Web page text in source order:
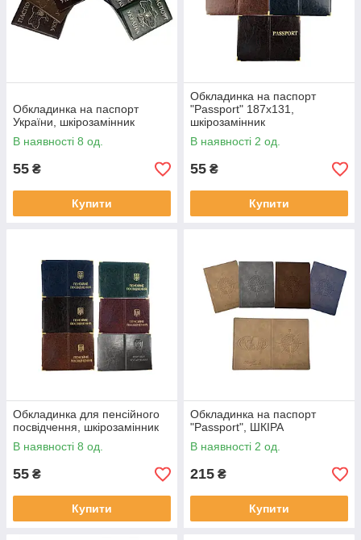
Обкладинка на паспорт
України, шкірозамінник
В наявності 8 од.
55 ₴
Купити
Обкладинка на паспорт
"Passport" 187х131,
шкірозамінник
В наявності 2 од.
55 ₴
Купити
Обкладинка для пенсійного
посвідчення, шкірозамінник
В наявності 8 од.
55 ₴
Купити
Обкладинка на паспорт
"Passport", ШКІРА
В наявності 2 од.
215 ₴
Купити